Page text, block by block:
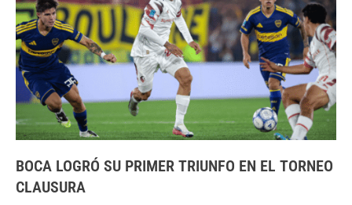
BOCA LOGRÓ SU PRIMER TRIUNFO EN EL TORNEO
CLAUSURA